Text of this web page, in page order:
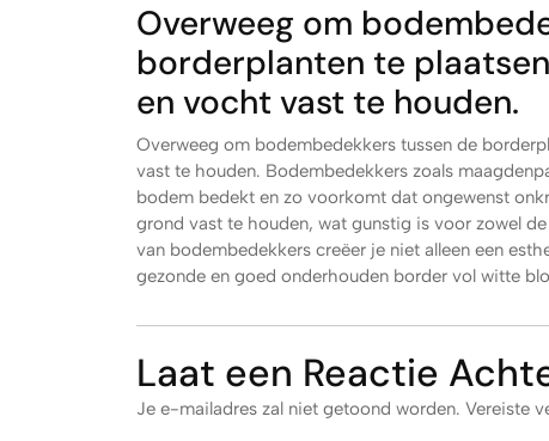
Overweeg om
borderplanten te
en vocht vast te houden.
Overweeg om bodembedekkers tussen de
vast te houden. Bodembedekkers zoals
bodem bedekt en zo voorkomt dat ongewenst
grond vast te houden, wat gunstig is voor zowel
van bodembedekkers creëer je niet alleen een
gezonde en goed onderhouden border vol witte
Laat een Reactie
Je e-mailadres zal niet getoond worden. Vereiste